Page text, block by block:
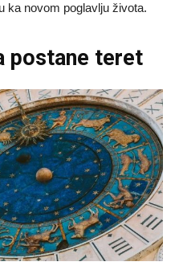
ka novom poglavlju života.
postane teret